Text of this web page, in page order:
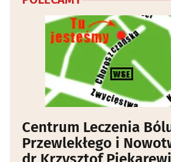
Centrum Leczenia
Przewlekłego i